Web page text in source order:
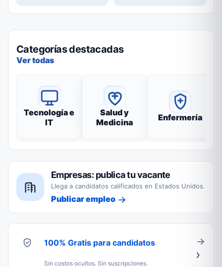
Categorías destacadas
Ver todas
Tecnología e
IT
Salud y
Medicina
Enfermería
Empresas: publica tu vacante
Llega a candidatos calificados en Estados Unidos.
Publicar empleo
100% Gratis para candidatos
Sin costos ocultos. Sin suscripciones.